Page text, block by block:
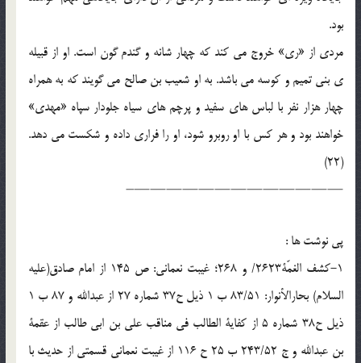
بود.
مردی از «ری» خروج می کند که چهار شانه و گندم گون است. او از قبیله
ی بنی تمیم و کوسه می باشد. به او شعیب بن صالح می گویند که به همراه
چهار هزار نفر با لباس های سفید و پرچم های سیاه جلودار سپاه «مهدی»
خواهند بود و هر کس با او روبرو شود، او را فراری داده و شکست می دهد.
(22)
—————————————–
پی نوشت ها :
1-کشف الغمّة2623/ و 268؛ غیبت نعمانی: ص 145 از امام صادق(علیه
السلام) بحارالأنوار: 83/51 ب 1 ذیل ح37 شماره 27 از عبدالله و 87 ب 1
ذیل ح38 شماره 5 از کفایة الطالب فی مناقب علی بن ابی طالب از عقمة
بن عبدالله و ج 243/52 ب 25 ح 116 از غیبت نعمانی قسمتی از حدیث با